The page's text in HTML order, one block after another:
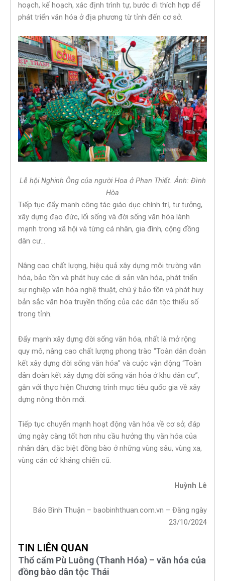
hoạch, kế hoạch, xác định trình tự, bước đi thích hợp để
phát triển văn hóa ở địa phương từ tỉnh đến cơ sở.
Lễ hội Nghinh Ông của người Hoa ở Phan Thiết. Ảnh: Đình
Hòa
Tiếp tục đẩy mạnh công tác giáo dục chính trị, tư tưởng,
xây dựng đạo đức, lối sống và đời sống văn hóa lành
mạnh trong xã hội và từng cá nhân, gia đình, cộng đồng
dân cư…
Nâng cao chất lượng, hiệu quả xây dựng môi trường văn
hóa, bảo tồn và phát huy các di sản văn hóa, phát triển
sự nghiệp văn hóa nghệ thuật, chú ý bảo tồn và phát huy
bản sắc văn hóa truyền thống của các dân tộc thiểu số
trong tỉnh.
Đẩy mạnh xây dựng đời sống văn hóa, nhất là mở rộng
quy mô, nâng cao chất lượng phong trào “Toàn dân đoàn
kết xây dựng đời sống văn hóa” và cuộc vận động “Toàn
dân đoàn kết xây dựng đời sống văn hóa ở khu dân cư”,
gắn với thực hiện Chương trình mục tiêu quốc gia về xây
dựng nông thôn mới.
Tiếp tục chuyển mạnh hoạt động văn hóa về cơ sở, đáp
ứng ngày càng tốt hơn nhu cầu hưởng thụ văn hóa của
nhân dân, đặc biệt đồng bào ở những vùng sâu, vùng xa,
vùng căn cứ kháng chiến cũ.
Huỳnh Lê
Báo Bình Thuận – baobinhthuan.com.vn – Đăng ngày
23/10/2024
TIN LIÊN QUAN
Thổ cẩm Pù Luông (Thanh Hóa) – văn hóa của
đồng bào dân tộc Thái